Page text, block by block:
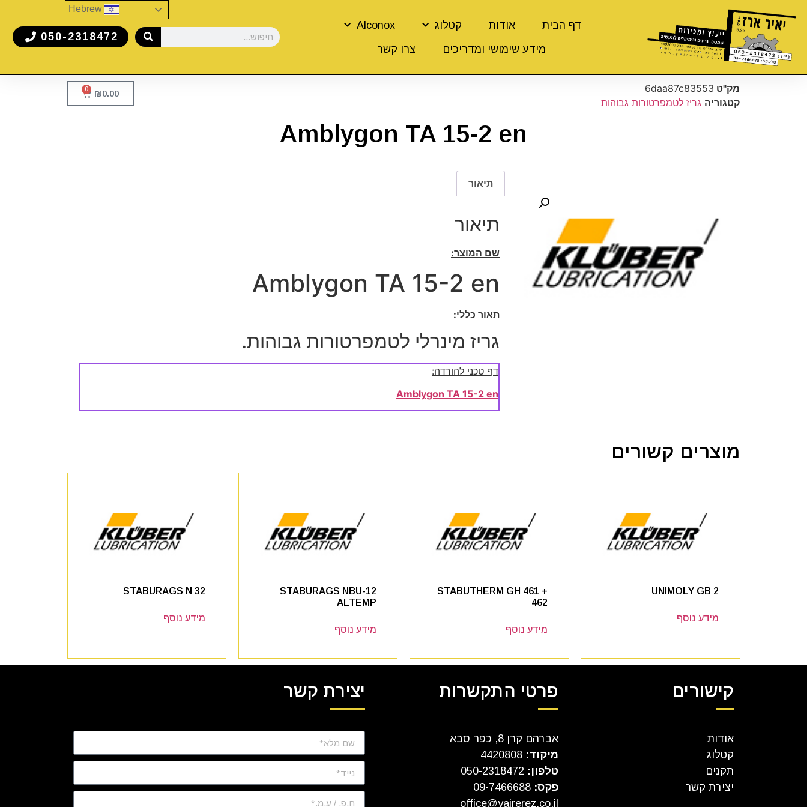
דף הבית אודות קטלוג
Alconox
מידע שימושי ומדריכים
צרו קשר
050-2318472
מק"ט 6daa87c83553
קטגוריה גריז לטמפרטורות גבוהות
₪0.00
0
Amblygon TA 15-2 en
תיאור
תיאור
שם המוצר:
Amblygon TA 15-2 en
תאור כללי:
גריז מינרלי לטמפרטורות גבוהות.
דף טכני להורדה:
Amblygon TA 15-2 en
מוצרים קשורים
UNIMOLY GB 2
מידע נוסף
STABUTHERM GH 461 +
462
מידע נוסף
STABURAGS NBU-12
ALTEMP
מידע נוסף
STABURAGS N 32
מידע נוסף
קישורים
אודות
קטלוג
תקנים
יצירת קשר
פרטי התקשרות
אברהם קרן 8, כפר סבא
מיקוד:
טלפון:
פקס: 09-7466688
office@yairerez.co.il
יצירת קשר
Hebrew